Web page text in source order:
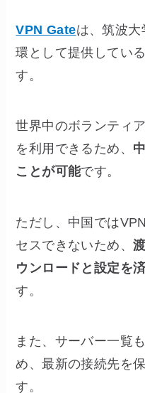
VPN Gateは、筑波
環として提供してい
す。
世界中のボランティ
を利用できるため、
ことが可能です。
ただし、中国では
セスできないため、
ウンロードと設定を
す。
また、サーバー一覧
め、最新の接続先を
す。